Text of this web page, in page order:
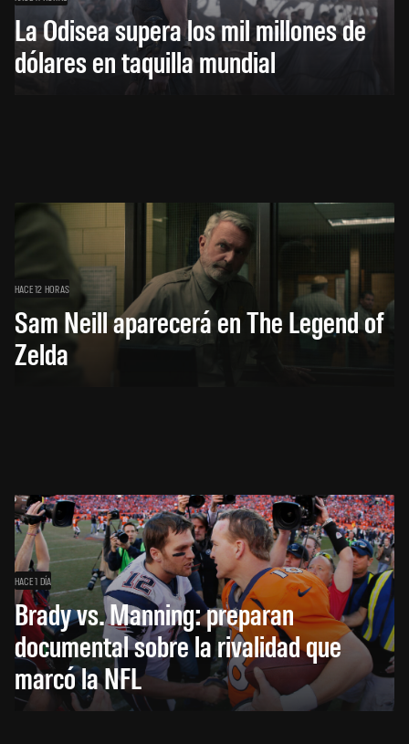
La Odisea supera los mil millones de
dólares en taquilla mundial
HACE 12 HORAS
Sam Neill aparecerá en The Legend of
Zelda
HACE 1 DÍA
Brady vs. Manning: preparan
documental sobre la rivalidad que
marcó la NFL